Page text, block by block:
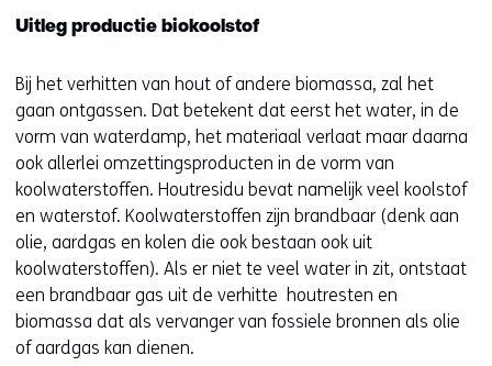
Uitleg productie biokoolstof
Bij het verhitten van hout of andere biomassa, zal het
gaan ontgassen. Dat betekent dat eerst het water, in de
vorm van waterdamp, het materiaal verlaat maar daarna
ook allerlei omzettingsproducten in de vorm van
koolwaterstoffen. Houtresidu bevat namelijk veel koolstof
en waterstof. Koolwaterstoffen zijn brandbaar (denk aan
olie, aardgas en kolen die ook bestaan ook uit
koolwaterstoffen). Als er niet te veel water in zit, ontstaat
een brandbaar gas uit de verhitte houtresten en
biomassa dat als vervanger van fossiele bronnen als olie
of aardgas kan dienen.